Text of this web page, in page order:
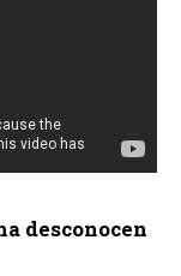
desconocen